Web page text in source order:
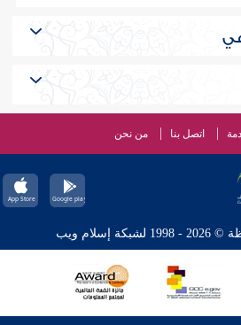
اتصل بنا من نحن
ويب